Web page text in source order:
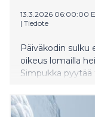
13.3.2026 06:00:00
| Tiedote
Päiväkodin sulku
oikeus lomailla
Simpukka
mahdollisuus
Lapsettomankin